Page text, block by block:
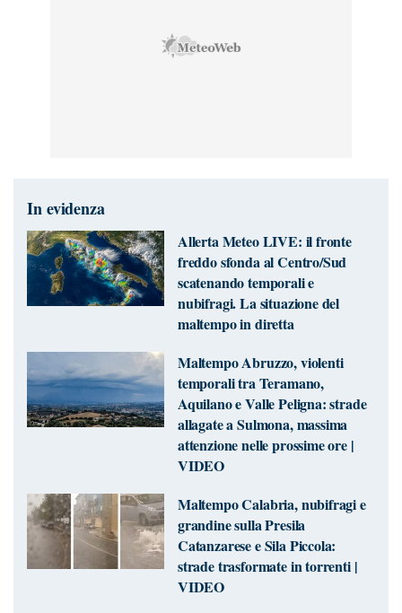
In evidenza
Allerta Meteo LIVE: il fronte
freddo sfonda al Centro/Sud
scatenando temporali e
nubifragi. La situazione del
maltempo in diretta
Maltempo Abruzzo, violenti
temporali tra Teramano,
Aquilano e Valle Peligna: strade
allagate a Sulmona, massima
attenzione nelle prossime ore |
VIDEO
Maltempo Calabria, nubifragi e
grandine sulla Presila
Catanzarese e Sila Piccola:
strade trasformate in torrenti |
VIDEO